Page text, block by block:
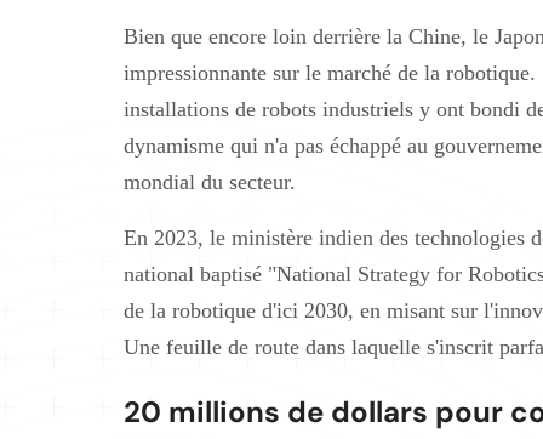
Bien que encore loin derrière la Chine, le
impressionnante sur le marché de la
installations de robots industriels y ont bondi
dynamisme qui n'a pas échappé au
mondial du secteur.
En 2023, le ministère indien des
national baptisé "National Strategy for
de la robotique d'ici 2030, en misant sur
Une feuille de route dans laquelle s'inscrit
20 millions de dollars pour